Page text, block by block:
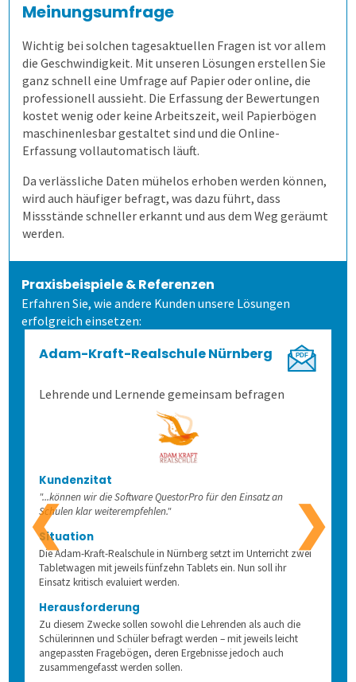
Datenschutz
Karriere
Nachrichten
Internationale Studiengänge
Online Evaluieren
Auf Papier evaluieren
Ergebnisse
Auswertungen je Zielgruppe
Mit Selbstbauprinzip
Mehr aus Daten herausholen
Datensparsamkeit
Gezielt führen
Modulare Fragebögen
Zeitsteuerung
Lehrende helfen mit
Bewährtes teilen
Wandel im Blick behalten
Fernsteuerung
Wem kann es helfen?
Volkshochschulen
Berufliche Weiterbildung
Hochschulen
Duales Studium
Kunst und Musik
Allen, die evaluieren!
Wie kommen die Daten dorthin?
Stud.ip
individuelle Lösung
academyFIVE
Wie fangen wir an?
Cloud oder vor Ort
Leichter Datenimport
Einstiegsschulungen
Schulungen für Fortgeschrittene
Flexible Aufgabenformen
Formeln und Sonderzeichen
Selbstgewählte Filterkriterien
Prüfungsteile und Vignetten
Die Blaupause
Flexible Notenstufen
Abschreiben verhindern
Prüflinge anlegen
3. Online prüfen
Bequeme Onlineprüfungen
4. Auf Papier prüfen
Rechtssichere Prüfungen
Fehler vermeiden
Transparenz schaffen
5. Ergebnisse erzeugen
Qualitätsdaten
Ergebnisbericht
Aufgabenverwaltung Frida
Scannerkorrektur Klaus Papier
Onlineprüfungen Klaus Online
Demoversion
Schulungen
Einstieg
Fortgeschritten
Extras
ILIAS
Mitarbeiterbefragung
360-Grad-Feedback
Kundenbefragung
Gesundheitswesen
Patientenbefragung
Ärzte- und Pflegebefragung
1. Alle Befragungsarten
Punktuelle Meinungsumfrage
Bürgerbeteiligung
Studierendenbefragung
Panelbefragung
Wahlen
Weitere Befragungsprozesse
2. Befragung vorbereiten
Befragungsart wählen
Daten importieren
Fragebogen erstellen
3. Daten erheben
Auf Papier befragen
Online befragen
Hybrid befragen
4. Bögen erfassen
Fragebögen einscannen
Qualität der Erfassung prüfen
5. Ergebnisse generieren
Daten detailliert auswerten
Lösung
Meinungsumfrage
Wichtig bei solchen tagesaktuellen Fragen ist vor allem
die Geschwindigkeit. Mit unseren Lösungen erstellen Sie
ganz schnell eine Umfrage auf Papier oder online, die
professionell aussieht. Die Erfassung der Bewertungen
kostet wenig oder keine Arbeitszeit, weil Papierbögen
maschinenlesbar gestaltet sind und die Online-
Erfassung vollautomatisch läuft.
Da verlässliche Daten mühelos erhoben werden können,
wird auch häufiger befragt, was dazu führt, dass
Missstände schneller erkannt und aus dem Weg geräumt
werden.
Praxisbeispiele & Referenzen
Erfahren Sie, wie andere Kunden unsere Lösungen
erfolgreich einsetzen:
❮ ❯
Adam-Kraft-Realschule Nürnberg
Lehrende und Lernende gemeinsam befragen
Kundenzitat
"...können wir die Software QuestorPro für den Einsatz an
Schulen klar weiterempfehlen."
Situation
Die Adam-Kraft-Realschule in Nürnberg setzt im Unterricht zwei
Tabletwagen mit jeweils fünfzehn Tablets ein. Nun soll ihr
Einsatz kritisch evaluiert werden.
Herausforderung
Zu diesem Zwecke sollen sowohl die Lehrenden als auch die
Schülerinnen und Schüler befragt werden – mit jeweils leicht
angepassten Fragebögen, deren Ergebnisse jedoch auch
zusammengefasst werden sollen.